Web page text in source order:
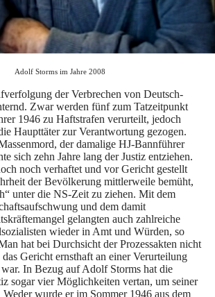
Adolf Storms im Jahre 2008
der Verbrechen von Deutsch-
Zwar werden fünf zum Tatzeitpunkt
1946 zu Haftstrafen verurteilt, jedoch
Haupttäter zur Verantwortung gezogen.
der damalige HJ-Bannführer
sich zehn Jahre lang der Justiz entziehen.
noch verhaftet und vor Gericht gestellt
der Bevölkerung mittlerweile bemüht,
unter die NS-Zeit zu ziehen. Mit dem
und dem damit
gelangten auch zahlreiche
wieder in Amt und Würden, so
hat bei Durchsicht der Prozessakten nicht
Gericht ernsthaft an einer Verurteilung
war. In Bezug auf Adolf Storms hat die
sogar vier Möglichkeiten vertan, um seiner
wurde er im Sommer 1946 aus dem